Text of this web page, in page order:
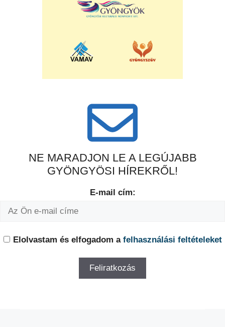
NE MARADJON LE A LEGÚJABB
GYÖNGYÖSI HÍREKRŐL!
E-mail cím:
Elolvastam és elfogadom a felhasználási feltételeket